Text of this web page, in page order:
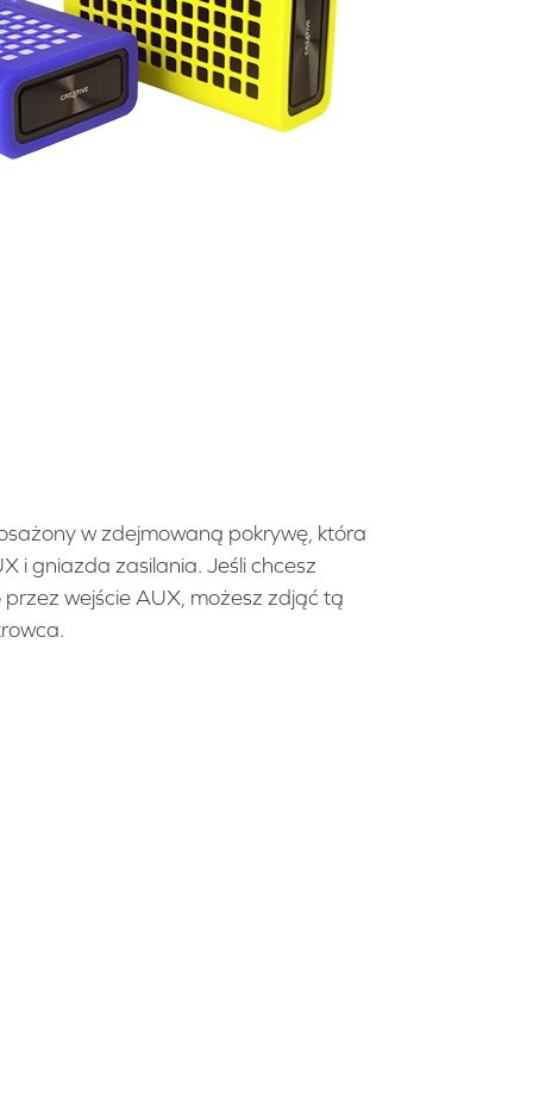
w zdejmowaną pokrywę, która
i gniazda zasilania. Jeśli chcesz
wejście AUX, możesz zdjąć tą